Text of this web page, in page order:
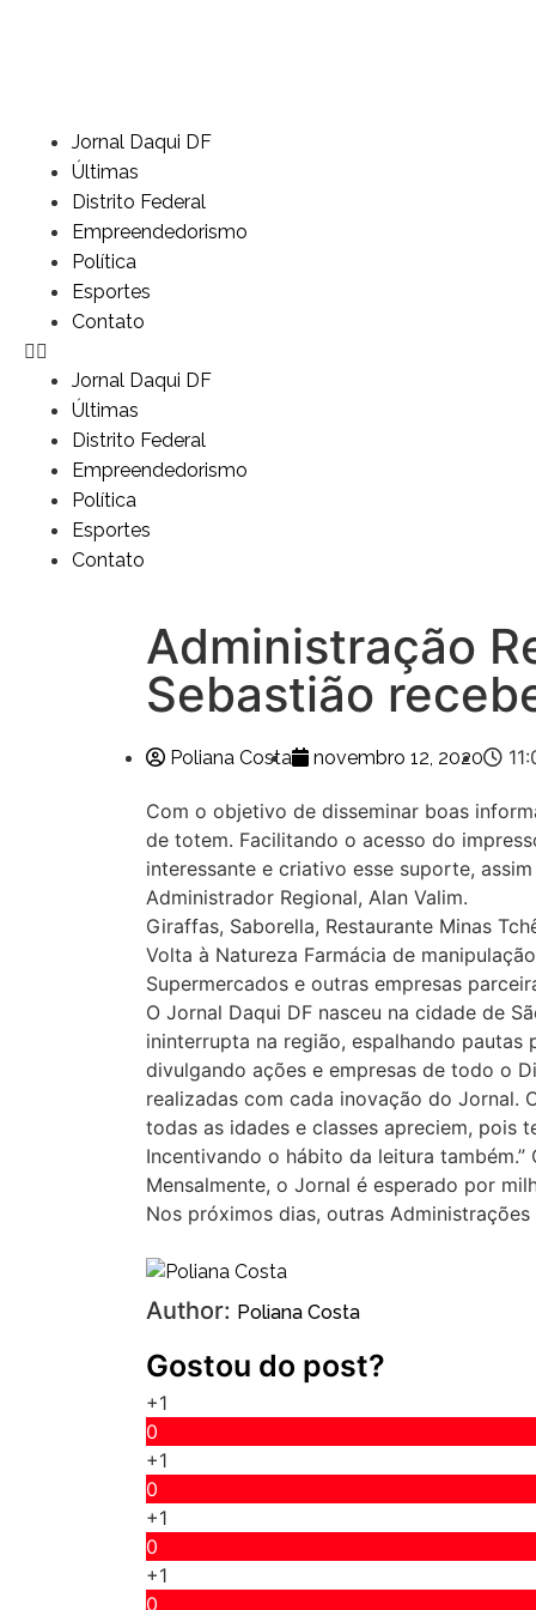
Jornal Daqui DF
Últimas
Distrito Federal
Empreendedorismo
Política
Esportes
Contato
Jornal Daqui DF
Últimas
Distrito Federal
Empreendedorismo
Política
Esportes
Contato
Administração
Sebastião
Poliana Costa novembro 12, 2020
Com o objetivo de disseminar boas
de totem. Facilitando o acesso do
interessante e criativo esse suporte,
Administrador Regional, Alan Valim.
Giraffas, Saborella, Restaurante Minas
Volta à Natureza Farmácia de
Supermercados e outras empresas
O Jornal Daqui DF nasceu na cidade de
ininterrupta na região, espalhando
divulgando ações e empresas de todo o
realizadas com cada inovação do Jornal.
todas as idades e classes apreciem, pois
Incentivando o hábito da leitura
Mensalmente, o Jornal é esperado por
Nos próximos dias, outras
Author: Poliana Costa
Gostou do post?
+1
0
+1
0
+1
0
+1
0